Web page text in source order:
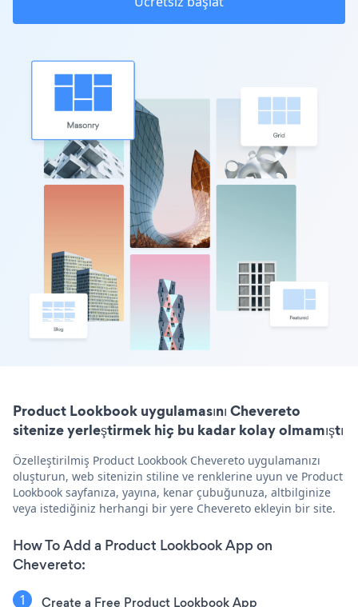
Product Lookbook uygulamasını Chevereto
sitenize yerleştirmek hiç bu kadar kolay olmamıştı
Özelleştirilmiş Product Lookbook Chevereto uygulamanızı
oluşturun, web sitenizin stiline ve renklerine uyun ve Product
Lookbook sayfanıza, yayına, kenar çubuğunuza, altbilginize
veya istediğiniz herhangi bir yere Chevereto ekleyin bir site.
How To Add a Product Lookbook App on
Chevereto:
Create a Free Product Lookbook App